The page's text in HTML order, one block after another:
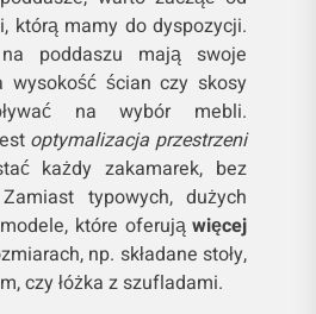
którą mamy do dyspozycji.
poddaszu mają swoje
wysokość ścian czy skosy
na wybór mebli.
optymalizacja przestrzeni
każdy zakamarek, bez
typowych, dużych
które oferująwięcej
np. składane stoły,
czy łóżka z szufladami.